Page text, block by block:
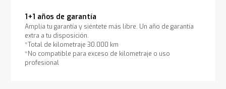
1+1 años de garantía
Amplía tu garantía y siéntete más libre. Un año de garantía
extra a tu disposición.
*Total de kilometraje 30.000 km
*No compatible para exceso de kilometraje o uso
profesional